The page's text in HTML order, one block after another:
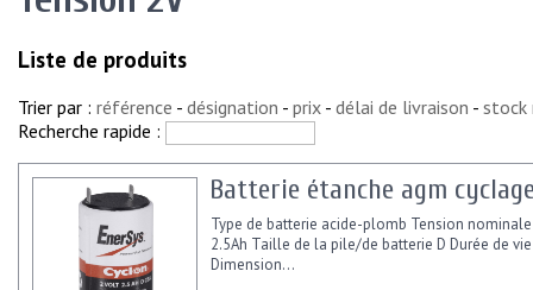
Liste de produits
Trier par : référence - désignation - prix - délai de livraison - stock
Recherche rapide :
Batterie étanche agm
Type de batterie acide-plomb Tension nominale
2.5Ah Taille de la pile/de batterie D Durée de
Dimension...